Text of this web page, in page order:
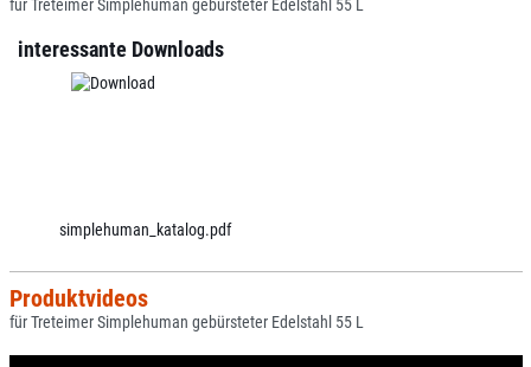
für Treteimer Simplehuman gebürsteter Edelstahl 55 L
interessante Downloads
simplehuman_katalog.pdf
Produktvideos
für Treteimer Simplehuman gebürsteter Edelstahl 55 L